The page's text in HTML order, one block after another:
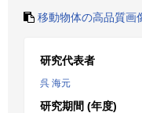
移動物体の高品質画
研究代表者
呉 海元
研究期間 (年度)